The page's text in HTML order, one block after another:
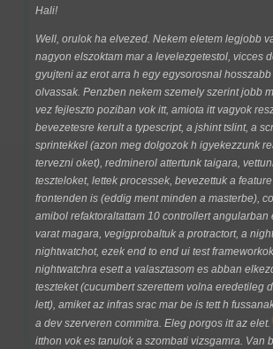
Hali!
Well, orulok ha elvezed. Nekem eletem legjobb
nagyon elszoktam mar a levelezgetestol, vicces
gyujteni az erot arra h egy egysorosnal
olvassak. Penzben nekem szemely szerint jobb
vez fejleszto poziban vok itt, amiota itt vagyok
bevezetesre kerult a typescript, a jshint tslint, a
sprintekkel (azon meg dolgozok h igyekezzunk
tervezni oket), redminerol attertunk taigara,
teszteloket, lettek processek, bevezettuk a
frontenden is (eddig ment minden a masterbe),
amibol refaktoraltattam 10 controllert angularban
varat magara, vegigprobaltuk a protractort, a
nightwatchot, ezek end to end ui test
nightwatchra esett a valasztasom es abban
teszteket (cucumbert szerettem volna eredetileg
lett), amiket az infras srac mar be is tett h
a dev szerveren commitra. Eleg porgos itt az elet.
itthon vok es tanulok a szombati vizsgamra. Van